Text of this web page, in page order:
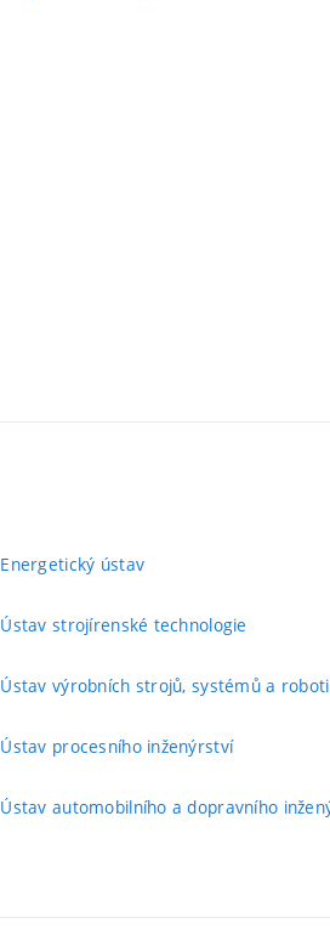
Energetický ústav
Ústav strojírenské technologie
Ústav výrobních strojů, systémů a
Ústav procesního inženýrství
Ústav automobilního a dopravního